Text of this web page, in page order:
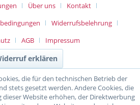
Über uns
Kontakt
Widerrufsbelehrung
AGB Impressum
erklären
die für den technischen Betrieb der
stets gesetzt werden. Andere Cookies, die
Website erhöhen, der Direktwerbung